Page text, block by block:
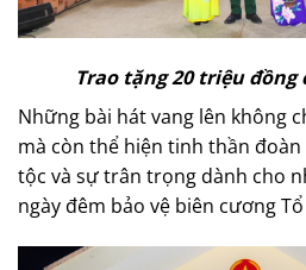
Trao tặng 20 triệu đồng
Những bài hát vang lên không
mà còn thể hiện tinh thần
tộc và sự trân trọng dành cho
ngày đêm bảo vệ biên cương